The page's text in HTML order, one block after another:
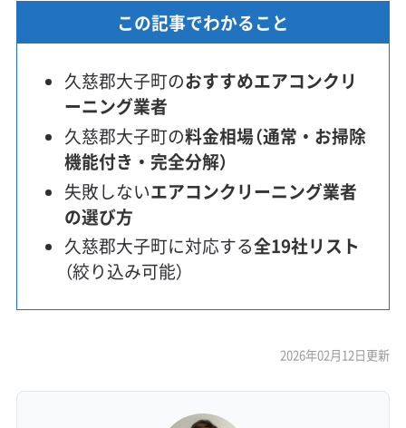
この記事でわかること
久慈郡大子町のおすすめエアコンクリ
ーニング業者
久慈郡大子町の料金相場（通常・お掃除
機能付き・完全分解）
失敗しないエアコンクリーニング業者
の選び方
久慈郡大子町に対応する全19社リスト
（絞り込み可能）
2026年02月12日更新